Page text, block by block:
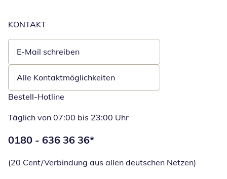
KONTAKT
E-Mail schreiben
Öffnet E-Mail-Client
Alle Kontaktmöglichkeiten
Bestell-Hotline
Täglich von 07:00 bis 23:00 Uhr
Telefonnummer:
0180 - 636 36 36*
(20 Cent/Verbindung aus allen deutschen Netzen)